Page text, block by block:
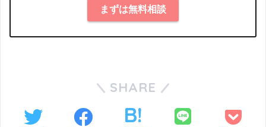
まずは無料相談
SHARE